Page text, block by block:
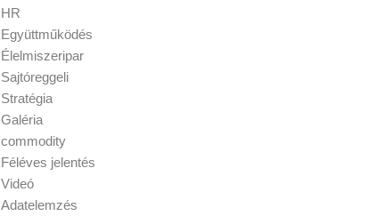
HR
Együttműködés
Élelmiszeripar
Sajtóreggeli
Stratégia
Galéria
commodity
Féléves jelentés
Videó
Adatelemzés